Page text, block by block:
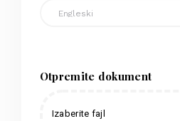
Otpremite dokument
Izaberite fajl